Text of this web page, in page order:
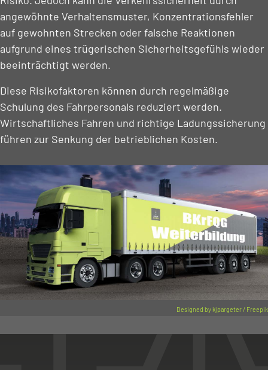
angewöhnte Verhaltensmuster, Konzentrationsfehler
auf gewohnten Strecken oder falsche Reaktionen
aufgrund eines trügerischen Sicherheitsgefühls wieder
beeinträchtigt werden.
Diese Risikofaktoren können durch regelmäßige
Schulung des Fahrpersonals reduziert werden.
Wirtschaftliches Fahren und richtige Ladungssicherung
führen zur Senkung der betrieblichen Kosten.
Designed by kjpargeter / Freepik